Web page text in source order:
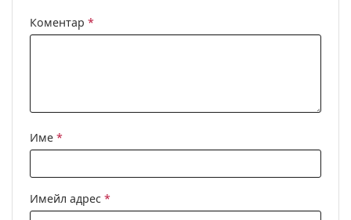
Коментар *
Име *
Имейл адрес *